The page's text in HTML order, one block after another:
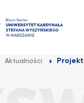
Aktualności